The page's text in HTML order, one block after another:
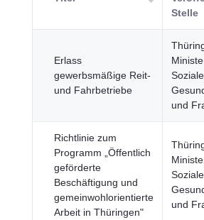
Stelle
Erlass
gewerbsmäßige Reit-
und Fahrbetriebe
und
Richtlinie zum
Programm „Öffentlich
geförderte
Beschäftigung und
gemeinwohlorientierte
Arbeit in Thüringen"
und